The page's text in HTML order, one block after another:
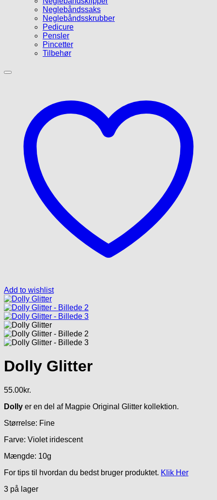
Neglebåndssaks
Neglebåndsskrubber
Pedicure
Pensler
Pincetter
Tilbehør
Add to wishlist
Dolly Glitter
55.00kr.
Dolly er en del af Magpie Original Glitter kollektion.
Størrelse: Fine
Farve: Violet iridescent
Mængde: 10g
For tips til hvordan du bedst bruger produktet. Klik Her
3 på lager